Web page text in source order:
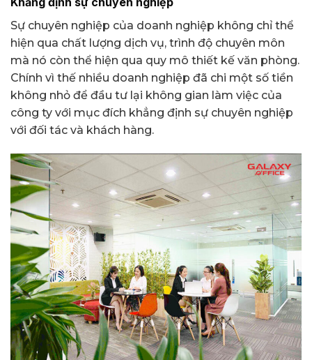
Sự chuyên nghiệp của doanh nghiệp không chỉ thể
hiện qua chất lượng dịch vụ, trình độ chuyên môn
mà nó còn thể hiện qua quy mô thiết kế văn phòng.
Chính vì thế nhiều doanh nghiệp đã chi một số tiền
không nhỏ để đầu tư lại không gian làm việc của
công ty với mục đích khẳng định sự chuyên nghiệp
với đối tác và khách hàng.